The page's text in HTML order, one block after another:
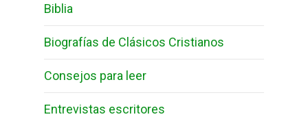
Biblia
Biografías de Clásicos Cristianos
Consejos para leer
Entrevistas escritores